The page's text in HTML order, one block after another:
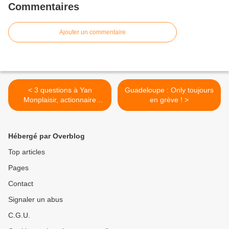
Commentaires
Ajouter un commentaire
< 3 questions à Yan
Monplaisir, actionnaire
principal d'Antilles
Guadeloupe : Only toujours
en grève ! >
Hébergé par Overblog
Top articles
Pages
Contact
Signaler un abus
C.G.U.